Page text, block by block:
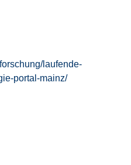
laufende-
portal-mainz/